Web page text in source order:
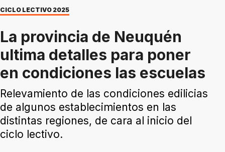
CICLO LECTIVO 2025
La provincia de Neuquén
ultima detalles para poner
en condiciones las escuelas
Relevamiento de las condiciones edilicias
de algunos establecimientos en las
distintas regiones, de cara al inicio del
ciclo lectivo.